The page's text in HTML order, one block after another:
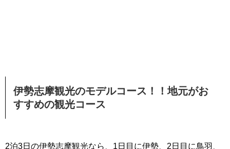
伊勢志摩観光のモデルコース！！地元がお
すすめの観光コース
2泊3日の伊勢志摩観光なら、1日目に伊勢、2日目に鳥羽、